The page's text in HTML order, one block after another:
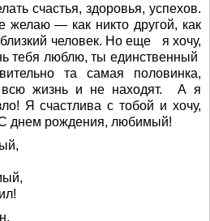
счастья, здоровья, успехов.
желаю — как никто другой, как
человек. Но еще я хочу,
тебя люблю, ты единственный
та самая половинка,
всю жизнь и не находят. А я
Я счастлива с тобой и хочу,
днем рождения, любимый!